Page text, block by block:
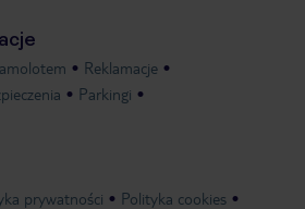
Reklamacje
Parkingi
prywatności Polityka cookies